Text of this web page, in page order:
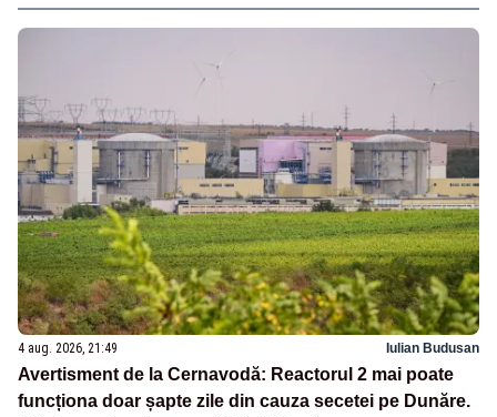
4 aug. 2026, 21:49 Iulian Budusan
Avertisment de la Cernavodă: Reactorul 2 mai poate
funcționa doar șapte zile din cauza secetei pe Dunăre.